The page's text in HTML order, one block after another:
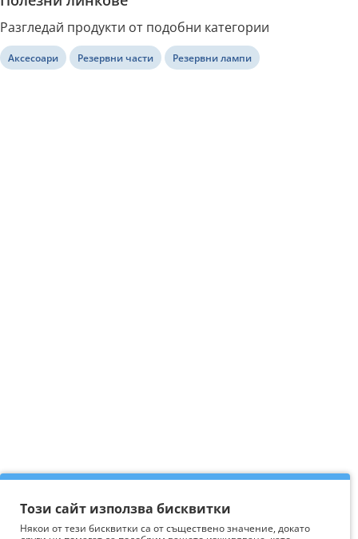
Разгледай продукти от подобни категории
Аксесоари Резервни части Резервни лампи
Този сайт използва бисквитки
Някои от тези бисквитки са от съществено значение, докато